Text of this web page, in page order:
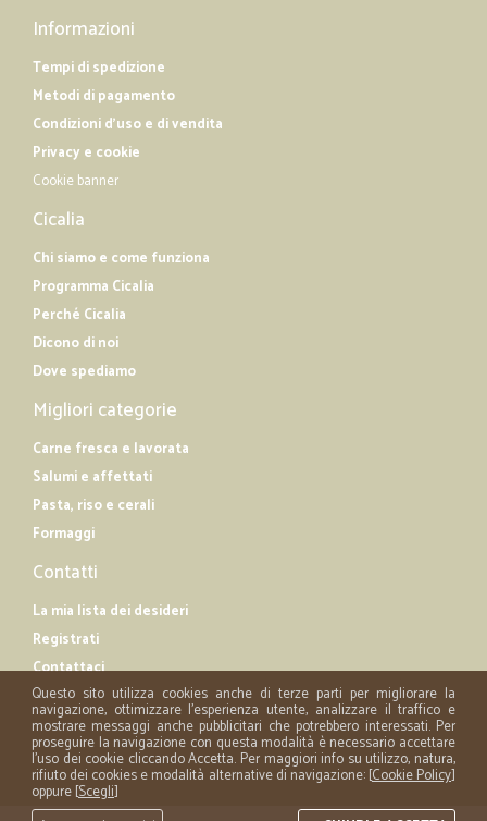
Informazioni
Tempi di spedizione
Metodi di pagamento
Condizioni d'uso e di vendita
Privacy e cookie
Cookie banner
Cicalia
Chi siamo e come funziona
Programma Cicalia
Perché Cicalia
Dicono di noi
Dove spediamo
Migliori categorie
Carne fresca e lavorata
Salumi e affettati
Pasta, riso e cerali
Formaggi
Contatti
La mia lista dei desideri
Registrati
Contattaci
Questo sito utilizza cookies anche di terze parti per migliorare la
navigazione, ottimizzare l'esperienza utente, analizzare il traffico e
mostrare messaggi anche pubblicitari che potrebbero interessati. Per
proseguire la navigazione con questa modalità è necessario accettare
l'uso dei cookie cliccando Accetta. Per maggiori info su utilizzo, natura,
rifiuto dei cookies e modalità alternative di navigazione: [Cookie Policy]
oppure [Scegli]